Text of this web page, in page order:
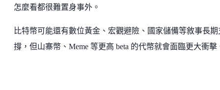
怎麼看都很難置身事外。
比特幣可能還有數位黃金、宏觀避險、國家儲備等敘事長期
撐，但山寨幣、Meme 等更高 beta 的代幣就會面臨更大衝擊